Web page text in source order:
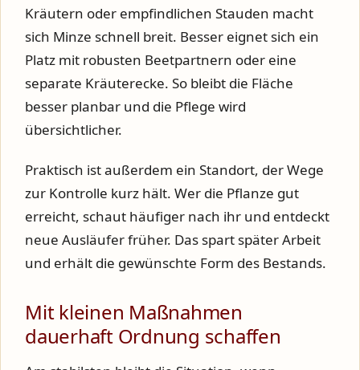
Kräutern oder empfindlichen Stauden macht
sich Minze schnell breit. Besser eignet sich ein
Platz mit robusten Beetpartnern oder eine
separate Kräuterecke. So bleibt die Fläche
besser planbar und die Pflege wird
übersichtlicher.
Praktisch ist außerdem ein Standort, der Wege
zur Kontrolle kurz hält. Wer die Pflanze gut
erreicht, schaut häufiger nach ihr und entdeckt
neue Ausläufer früher. Das spart später Arbeit
und erhält die gewünschte Form des Bestands.
Mit kleinen Maßnahmen
dauerhaft Ordnung schaffen